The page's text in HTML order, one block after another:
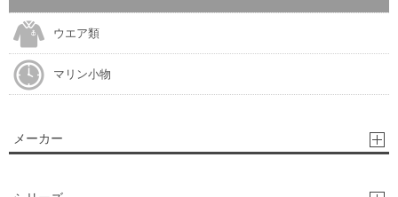
ウエア類
マリン小物
メーカー